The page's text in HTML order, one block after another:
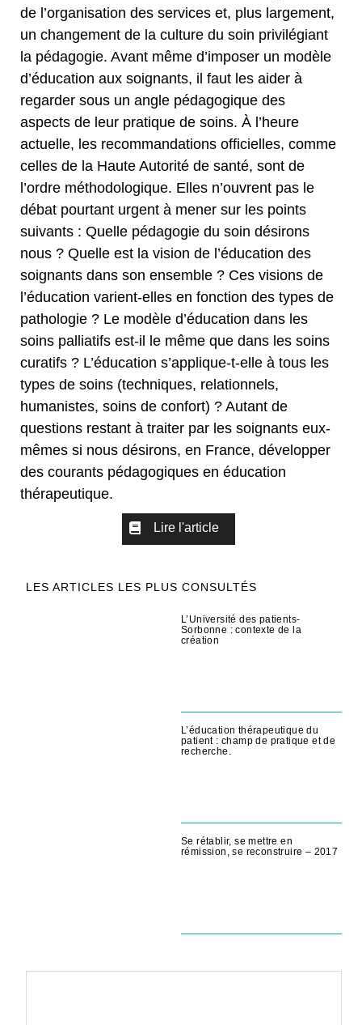
de l’organisation des services et, plus largement,
un changement de la culture du soin privilégiant
la pédagogie. Avant même d’imposer un modèle
d’éducation aux soignants, il faut les aider à
regarder sous un angle pédagogique des
aspects de leur pratique de soins. À l’heure
actuelle, les recommandations officielles, comme
celles de la Haute Autorité de santé, sont de
l’ordre méthodologique. Elles n’ouvrent pas le
débat pourtant urgent à mener sur les points
suivants : Quelle pédagogie du soin désirons
nous ? Quelle est la vision de l’éducation des
soignants dans son ensemble ? Ces visions de
l’éducation varient-elles en fonction des types de
pathologie ? Le modèle d’éducation dans les
soins palliatifs est-il le même que dans les soins
curatifs ? L’éducation s’applique-t-elle à tous les
types de soins (techniques, relationnels,
humanistes, soins de confort) ? Autant de
questions restant à traiter par les soignants eux-
mêmes si nous désirons, en France, développer
des courants pédagogiques en éducation
thérapeutique.
Lire l'article
LES ARTICLES LES PLUS CONSULTÉS
L’Université des patients-
Sorbonne : contexte de la
création
L’éducation thérapeutique du
patient : champ de pratique et de
recherche.
Se rétablir, se mettre en
rémission, se reconstruire – 2017